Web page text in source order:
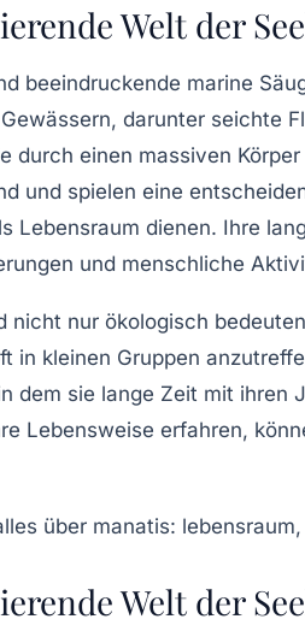
Welt der
beeindruckende marine
darunter seichte
durch einen massiven
und spielen eine
Lebensraum dienen. Ihre
und menschliche
nicht nur ökologisch
in kleinen Gruppen
dem sie lange Zeit mit ihren
Lebensweise erfahren,
Welt der